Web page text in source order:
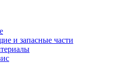
и запасные части